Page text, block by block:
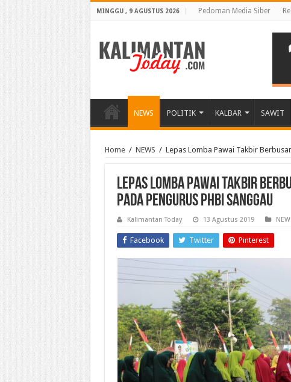
MINGGU , 9 AGUSTUS 2026 Pedoman Media Siber
NEWS POLITIK KALBAR SAWIT
Home / NEWS / Lepas Lomba Pawai Takbir
Lepas Lomba Pawai Takbir
pada Pengurus PHBI Sanggau
Kalimantan Today 13 Agustus 2019
Facebook Twitter Pinterest